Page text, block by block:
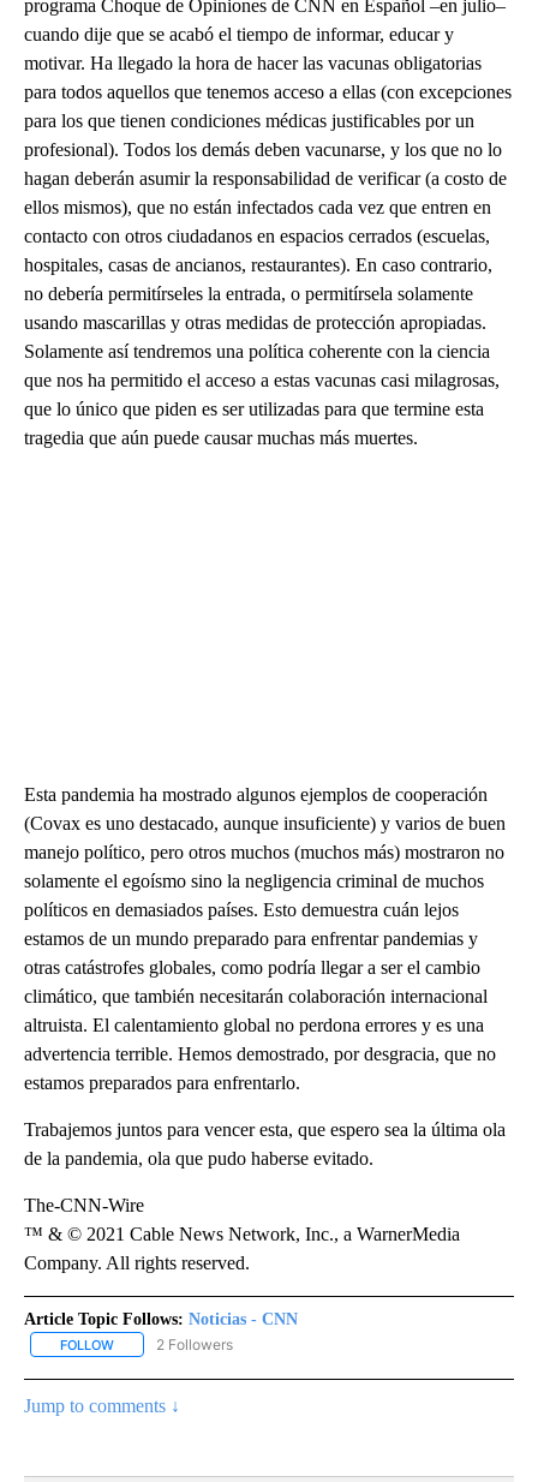
programa Choque de Opiniones de CNN en Español –en julio–
cuando dije que se acabó el tiempo de informar, educar y
motivar. Ha llegado la hora de hacer las vacunas obligatorias
para todos aquellos que tenemos acceso a ellas (con excepciones
para los que tienen condiciones médicas justificables por un
profesional). Todos los demás deben vacunarse, y los que no lo
hagan deberán asumir la responsabilidad de verificar (a costo de
ellos mismos), que no están infectados cada vez que entren en
contacto con otros ciudadanos en espacios cerrados (escuelas,
hospitales, casas de ancianos, restaurantes). En caso contrario,
no debería permitírseles la entrada, o permitírsela solamente
usando mascarillas y otras medidas de protección apropiadas.
Solamente así tendremos una política coherente con la ciencia
que nos ha permitido el acceso a estas vacunas casi milagrosas,
que lo único que piden es ser utilizadas para que termine esta
tragedia que aún puede causar muchas más muertes.
Esta pandemia ha mostrado algunos ejemplos de cooperación
(Covax es uno destacado, aunque insuficiente) y varios de buen
manejo político, pero otros muchos (muchos más) mostraron no
solamente el egoísmo sino la negligencia criminal de muchos
políticos en demasiados países. Esto demuestra cuán lejos
estamos de un mundo preparado para enfrentar pandemias y
otras catástrofes globales, como podría llegar a ser el cambio
climático, que también necesitarán colaboración internacional
altruista. El calentamiento global no perdona errores y es una
advertencia terrible. Hemos demostrado, por desgracia, que no
estamos preparados para enfrentarlo.
Trabajemos juntos para vencer esta, que espero sea la última ola
de la pandemia, ola que pudo haberse evitado.
The-CNN-Wire
™ & © 2021 Cable News Network, Inc., a WarnerMedia
Company. All rights reserved.
Article Topic Follows: Noticias - CNN
FOLLOW FOLLOW "NOTICIAS - CNN" TO RECEIVE NOTIFICATIONS ABOUT
2 Followers
Jump to comments ↓